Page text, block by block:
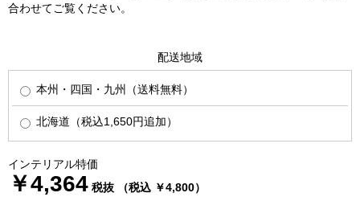
合わせてご覧ください。
配送地域
本州・四国・九州（送料無料）
北海道（税込1,650円追加）
インテリアル特価
￥4,364 税抜 （税込 ￥4,800）